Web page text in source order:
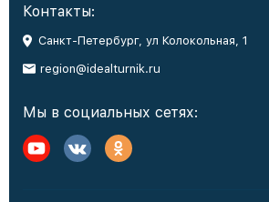
Контакты:
Санкт-Петербург, ул Колокольная, 1
region@idealturnik.ru
Мы в социальных сетях: